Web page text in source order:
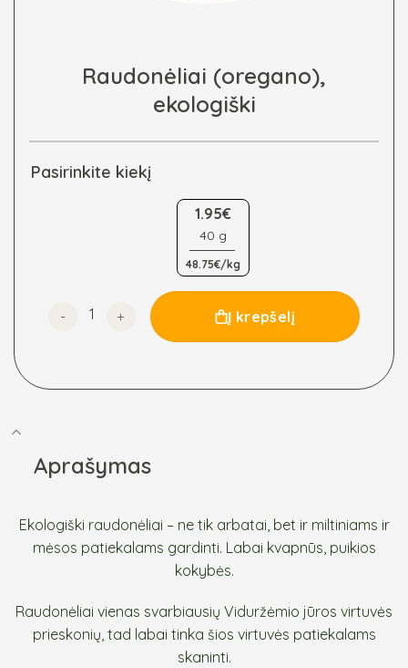
Raudonėliai (oregano),
ekologiški
Pasirinkite kiekį
1.95€
40 g
48.75€/kg
produkto kiekis: Raudonėliai (oregano), ekologiški
Į krepšelį
Aprašymas
Ekologiški raudonėliai – ne tik arbatai, bet ir miltiniams ir
mėsos patiekalams gardinti. Labai kvapnūs, puikios
kokybės.
Raudonėliai vienas svarbiausių Viduržėmio jūros virtuvės
prieskonių, tad labai tinka šios virtuvės patiekalams
skaninti.